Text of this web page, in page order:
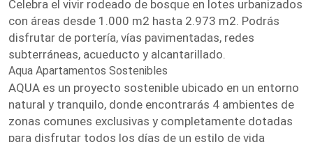
Celebra el vivir rodeado de bosque en lotes urbanizados
con áreas desde 1.000 m2 hasta 2.973 m2. Podrás
disfrutar de portería, vías pavimentadas, redes
subterráneas, acueducto y alcantarillado.
Aqua Apartamentos Sostenibles
AQUA es un proyecto sostenible ubicado en un entorno
natural y tranquilo, donde encontrarás 4 ambientes de
zonas comunes exclusivas y completamente dotadas
para disfrutar todos los días de un estilo de vida